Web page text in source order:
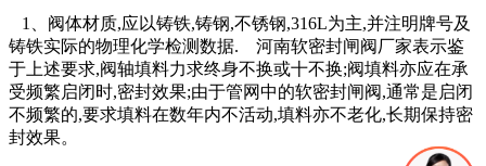
1、阀体材质,应以铸铁,铸钢,不锈钢,316L为主,并注明牌号及
铸铁实际的物理化学检测数据. 河南软密封闸阀厂家表示鉴
于上述要求,阀轴填料力求终身不换或十不换;阀填料亦应在承
受频繁启闭时,密封效果;由于管网中的软密封闸阀,通常是启闭
不频繁的,要求填料在数年内不活动,填料亦不老化,长期保持密
封效果。